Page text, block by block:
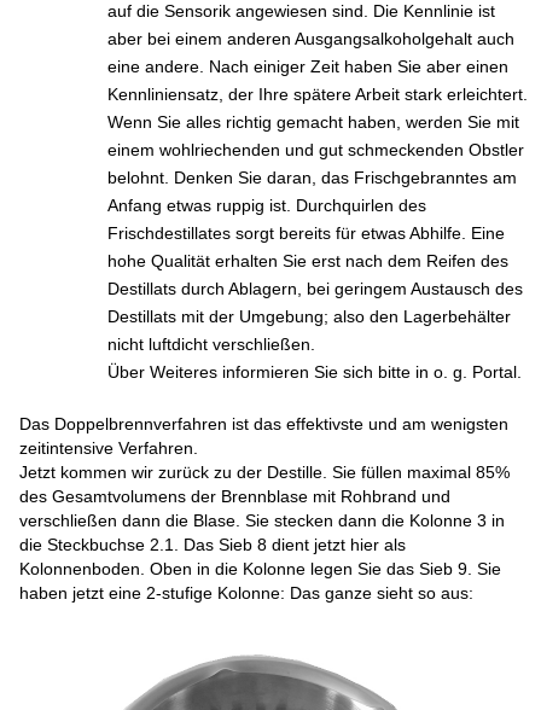
auf die Sensorik angewiesen sind. Die Kennlinie ist
aber bei einem anderen Ausgangsalkoholgehalt auch
eine andere. Nach einiger Zeit haben Sie aber einen
Kennliniensatz, der Ihre spätere Arbeit stark erleichtert.
Wenn Sie alles richtig gemacht haben, werden Sie mit
einem wohlriechenden und gut schmeckenden Obstler
belohnt. Denken Sie daran, das Frischgebranntes am
Anfang etwas ruppig ist. Durchquirlen des
Frischdestillates sorgt bereits für etwas Abhilfe. Eine
hohe Qualität erhalten Sie erst nach dem Reifen des
Destillats durch Ablagern, bei geringem Austausch des
Destillats mit der Umgebung; also den Lagerbehälter
nicht luftdicht verschließen.
Über Weiteres informieren Sie sich bitte in o. g. Portal.
Das Doppelbrennverfahren ist das effektivste und am wenigsten
zeitintensive Verfahren.
Jetzt kommen wir zurück zu der Destille. Sie füllen maximal 85%
des Gesamtvolumens der Brennblase mit Rohbrand und
verschließen dann die Blase. Sie stecken dann die Kolonne 3 in
die Steckbuchse 2.1. Das Sieb 8 dient jetzt hier als
Kolonnenboden. Oben in die Kolonne legen Sie das Sieb 9. Sie
haben jetzt eine 2-stufige Kolonne: Das ganze sieht so aus: